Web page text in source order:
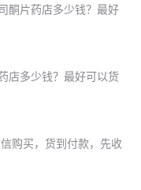
酮片药店多少钱？最好
店多少钱？最好可以货
购买，货到付款，先收